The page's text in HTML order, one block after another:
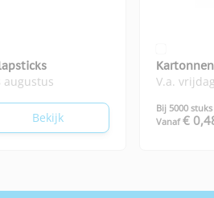
augustus
Bekijk
V.a.
Bij 5000 stuks
Vanaf €